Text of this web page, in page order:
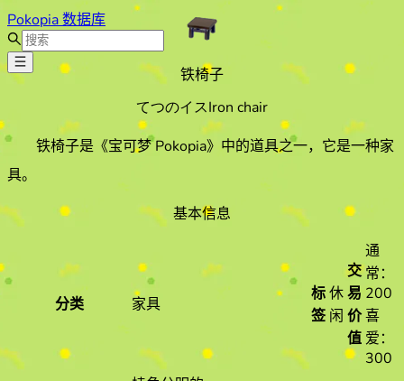
Pokopia 数据库
铁椅子
てつのイスIron chair
铁椅子是《宝可梦 Pokopia》中的道具之一，它是一种家
具。
基本信息
分类 家具
标
签
休
闲
交
易
价
值
通
常：
200
喜
爱：
300